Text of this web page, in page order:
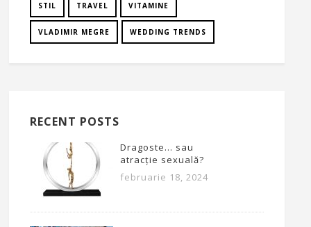
STIL TRAVEL VITAMINE
VLADIMIR MEGRE WEDDING TRENDS
RECENT POSTS
Dragoste… sau
atracție sexuală?
februarie 18, 2024